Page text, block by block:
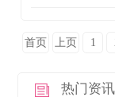
首页 上页 1
热门资讯